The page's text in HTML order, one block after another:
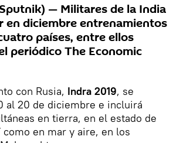
— Militares de la India
en diciembre entrenamientos
países, entre ellos
periódico The Economic
con Rusia, Indra 2019, se
al 20 de diciembre e incluirá
en tierra, en el estado de
como en mar y aire, en los